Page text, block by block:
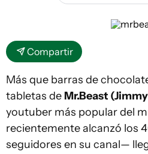
Compartir
Más que barras de
tabletas de Mr.Beast
youtuber más popular del
recientemente alcanzó los
seguidores en su canal—